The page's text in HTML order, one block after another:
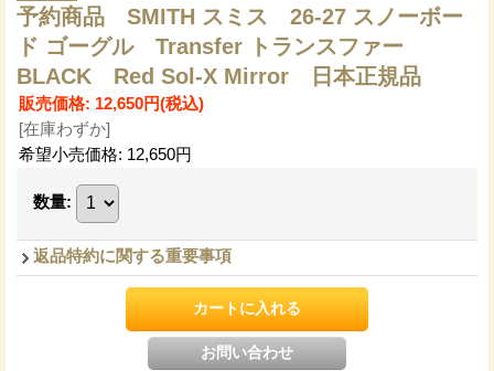
予約商品 SMITH スミス 26-27 スノーボー
ド ゴーグル Transfer トランスファー
BLACK Red Sol-X Mirror 日本正規品
販売価格: 12,650円(税込)
[在庫わずか]
希望小売価格: 12,650円
数量:
返品特約に関する重要事項